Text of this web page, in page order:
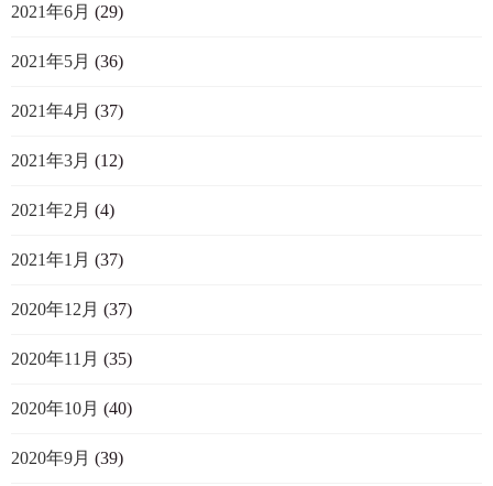
2021年6月 (29)
2021年5月 (36)
2021年4月 (37)
2021年3月 (12)
2021年2月 (4)
2021年1月 (37)
2020年12月 (37)
2020年11月 (35)
2020年10月 (40)
2020年9月 (39)